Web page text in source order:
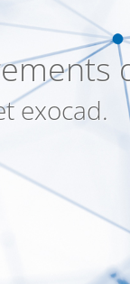
exocad.